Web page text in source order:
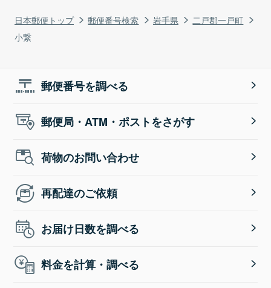
日本郵便トップ 郵便番号検索 岩手県
二戸郡一戸町
小繋
郵便番号を調べる
郵便局・ATM・ポストをさがす
荷物のお問い合わせ
再配達のご依頼
お届け日数を調べる
料金を計算・調べる